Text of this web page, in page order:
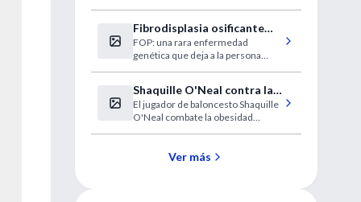
Fibrodisplasia osificante
progresiva
FOP: una rara enfermedad
genética que deja a la persona
Shaquille O'Neal contra la
obesidad infantil
El jugador de baloncesto Shaquille
O'Neal combate la obesidad
Ver más